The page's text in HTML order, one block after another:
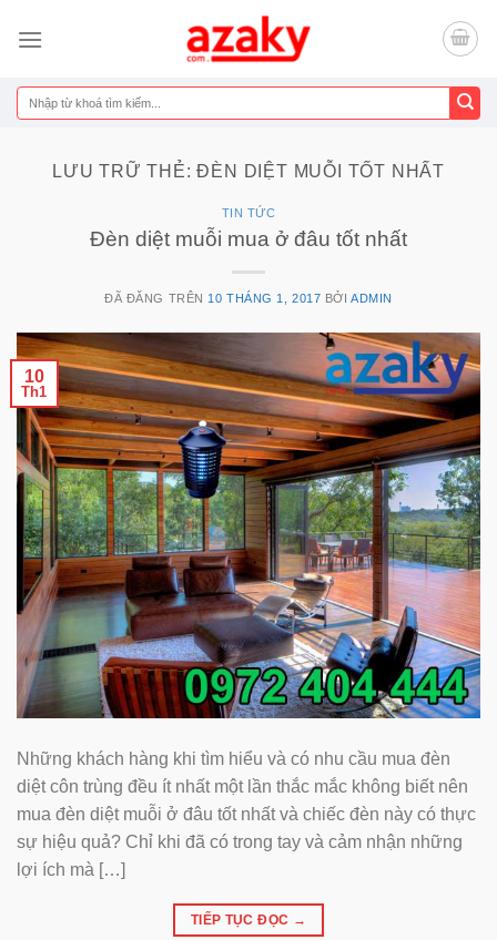
đến
dung
Tìm
kiếm:
LƯU TRỮ THẺ:ĐÈN DIỆT MUỖI TỐT NHẤT
TIN TỨC
Đèn diệt muỗi mua ở đâu tốt nhất
ĐÃ ĐĂNG TRÊN 10 THÁNG 1, 2017 BỞIADMIN
10
Th1
Những khách hàng khi tìm hiểu và có nhu cầu mua đèn
diệt côn trùng đều ít nhất một lần thắc mắc không biết nên
mua đèn diệt muỗi ở đâu tốt nhất và chiếc đèn này có thực
sự hiệu quả? Chỉ khi đã có trong tay và cảm nhận những
lợi ích mà […]
TIẾP TỤC ĐỌC →